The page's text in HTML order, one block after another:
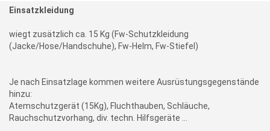
Einsatzkleidung
wiegt zusätzlich ca. 15 Kg (Fw-Schutzkleidung
(Jacke/Hose/Handschuhe), Fw-Helm, Fw-Stiefel)
Je nach Einsatzlage kommen weitere Ausrüstungsgegenstände
hinzu:
Atemschutzgerät (15Kg), Fluchthauben, Schläuche,
Rauchschutzvorhang, div. techn. Hilfsgeräte …